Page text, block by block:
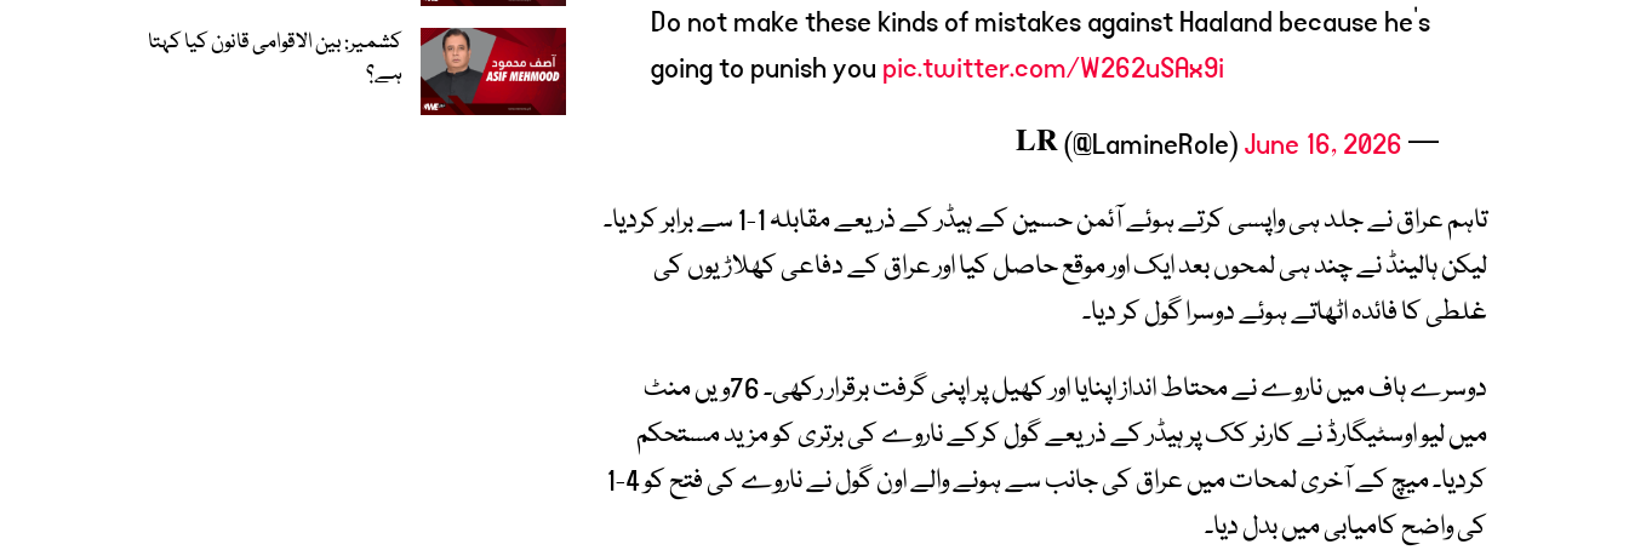
Do not make these kinds of mistakes against Haaland because he’s
going to punish you pic.twitter.com/W262uSAx9i
— 𝐋𝐑 (@LamineRoIe)
June 16, 2026
تاہم عراق نے جلد ہی واپسی کرتے ہوئے آئمن حسین کے ہیڈر کے ذریعے مقابلہ 1-1 سے برابر کردیا۔
لیکن ہالینڈ نے چند ہی لمحوں بعد ایک اور موقع حاصل کیا اور عراق کے دفاعی کھلاڑیوں کی
غلطی کا فائدہ اٹھاتے ہوئے دوسرا گول کر دیا۔
دوسرے ہاف میں ناروے نے محتاط انداز اپنایا اور کھیل پر اپنی گرفت برقرار رکھی۔ 76ویں منٹ
میں لیو اوسٹیگارڈ نے کارنر کک پر ہیڈر کے ذریعے گول کرکے ناروے کی برتری کو مزید مستحکم
کردیا۔ میچ کے آخری لمحات میں عراق کی جانب سے ہونے والے اون گول نے ناروے کی فتح کو 4-1
کی واضح کامیابی میں بدل دیا۔
کشمیر: بین الاقوامی قانون کیا کہتا
ہے؟